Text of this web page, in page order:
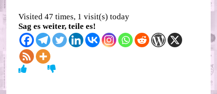
Visited 47 times, 1 visit(s) today
Sag es weiter, teile es!